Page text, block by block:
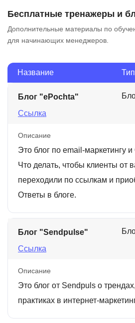
Бесплатные тренажеры и
Дополнительные материалы по
для начинающих менеджеров.
Название Тип
Блог "ePochta"
Ссылка
Описание
Это блог по email-маркетингу
Что делать, чтобы клиенты от
переходили по ссылкам и
Ответы в блоге.
Блог "Sendpulse"
Ссылка
Описание
Это блог от Sendpuls о
практиках в интернет-